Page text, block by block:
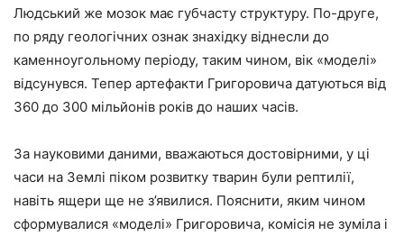
Людський же мозок має губчасту структуру. По-друге,
по ряду геологічних ознак знахідку віднесли до
каменноугольному періоду, таким чином, вік «моделі»
відсунувся. Тепер артефакти Григоровича датуються від
360 до 300 мільйонів років до наших часів.
За науковими даними, вважаються достовірними, у ці
часи на Землі піком розвитку тварин були рептилії,
навіть ящери ще не з’явилися. Пояснити, яким чином
сформувалися «моделі» Григоровича, комісія не зуміла і